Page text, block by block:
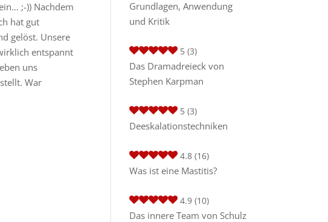
;-)) Nachdem
hat gut
gelöst. Unsere
entspannt
uns
War
Grundlagen, Anwendung
und Kritik
5 (3)
Das Dramadreieck von
Stephen Karpman
5 (3)
Deeskalationstechniken
4.8 (16)
Was ist eine Mastitis?
4.9 (10)
Das innere Team von Schulz